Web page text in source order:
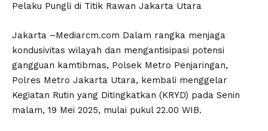
Pelaku Pungli di Titik Rawan Jakarta Utara
Jakarta –Mediarcm.com Dalam rangka menjaga
kondusivitas wilayah dan mengantisipasi potensi
gangguan kamtibmas, Polsek Metro Penjaringan,
Polres Metro Jakarta Utara, kembali menggelar
Kegiatan Rutin yang Ditingkatkan (KRYD) pada Senin
malam, 19 Mei 2025, mulai pukul 22.00 WIB.